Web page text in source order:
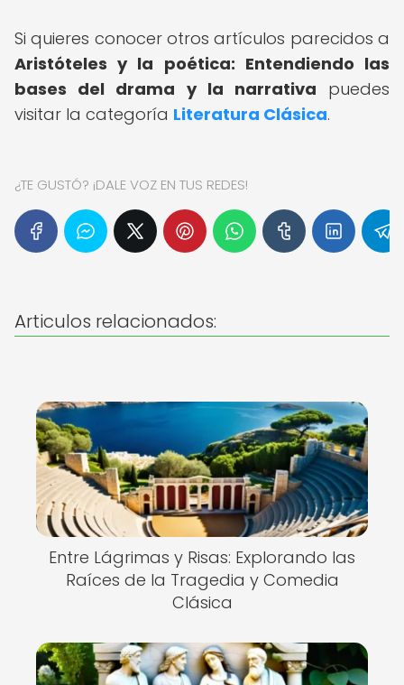
Si quieres conocer otros artículos parecidos a
Aristóteles y la poética: Entendiendo las
bases del drama y la narrativa puedes
visitar la categoría Literatura Clásica.
¿TE GUSTÓ? ¡DALE VOZ EN TUS REDES!
Articulos relacionados:
Entre Lágrimas y Risas: Explorando las
Raíces de la Tragedia y Comedia
Clásica